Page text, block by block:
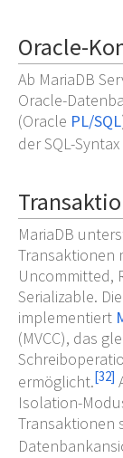
Oracle-
Ab MariaDB
Oracle-
(Oracle PL/SQL
der SQL-
MariaDB
Transaktionen
Uncommitted,
Serializable.
implementiert
(MVCC), das
ermöglicht.[32]
Isolation-
Transaktionen